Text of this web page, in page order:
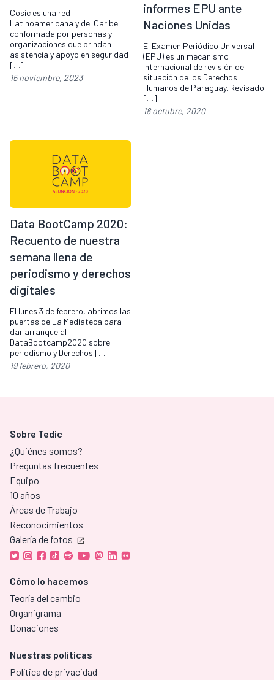
Cosic es una red
Latinoamericana y del Caribe
conformada por personas y
organizaciones que brindan
asistencia y apoyo en seguridad
[…]
15 noviembre, 2023
informes EPU ante
Naciones Unidas
El Examen Periódico Universal
(EPU) es un mecanismo
internacional de revisión de
situación de los Derechos
Humanos de Paraguay. Revisado
[…]
18 octubre, 2020
Data BootCamp 2020:
Recuento de nuestra
semana llena de
periodismo y derechos
digitales
El lunes 3 de febrero, abrimos las
puertas de La Mediateca para
dar arranque al
DataBootcamp2020 sobre
periodismo y Derechos […]
19 febrero, 2020
Sobre Tedic
¿Quiénes somos?
Preguntas frecuentes
Equipo
10 años
Áreas de Trabajo
Reconocimientos
Galería de fotos
Cómo lo hacemos
Teoría del cambio
Organigrama
Donaciones
Nuestras políticas
Política de privacidad